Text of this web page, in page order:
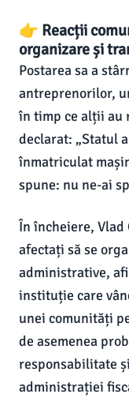
👉 Reacții
organizare și
Postarea sa a
antreprenorilor,
în timp ce alții au
declarat: „Statul
înmatriculat
spune: nu ne-ai
În încheiere,
afectați să se
administrative,
instituție care
unei comunități
de asemenea
responsabilitate
administrației